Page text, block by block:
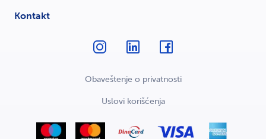
Kontakt
Obaveštenje o privatnosti
Uslovi korišćenja